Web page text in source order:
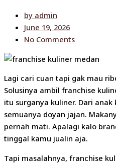
by admin
June 19, 2026
No Comments
Lagi cari cuan tapi gak mau
Solusinya ambil franchise
itu surganya kuliner. Dari
semuanya doyan jajan.
pernah mati. Apalagi kalo
tinggal kamu jualin aja.
Tapi masalahnya, franchise